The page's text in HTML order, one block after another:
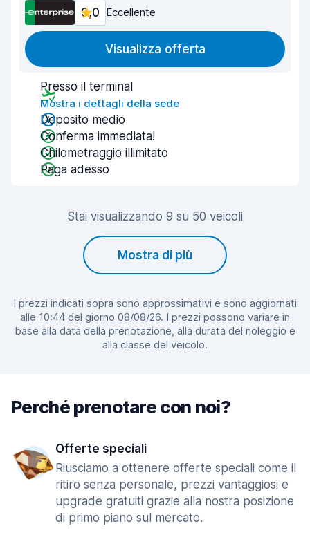
9,0 Eccellente
Visualizza offerta
Presso il terminal
Mostra i dettagli della sede
Deposito medio
Conferma immediata!
Chilometraggio illimitato
Paga adesso
Stai visualizzando 9 su 50 veicoli
Mostra di più
I prezzi indicati sopra sono approssimativi e sono aggiornati
alle 10:44 del giorno 08/08/26. I prezzi possono variare in
base alla data della prenotazione, alla durata del noleggio e
alla classe del veicolo.
Perché prenotare con noi?
Offerte speciali
Riusciamo a ottenere offerte speciali come il
ritiro senza personale, prezzi vantaggiosi e
upgrade gratuiti grazie alla nostra posizione
di primo piano sul mercato.